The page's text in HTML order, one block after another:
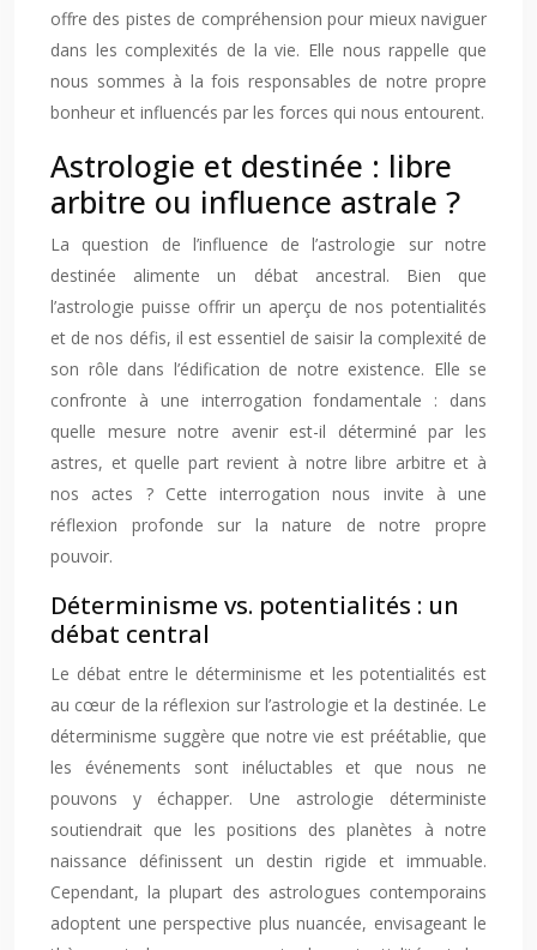
offre des pistes de compréhension pour mieux naviguer
dans les complexités de la vie. Elle nous rappelle que
nous sommes à la fois responsables de notre propre
bonheur et influencés par les forces qui nous entourent.
Astrologie et destinée : libre
arbitre ou influence astrale ?
La question de l’influence de l’astrologie sur notre
destinée alimente un débat ancestral. Bien que
l’astrologie puisse offrir un aperçu de nos potentialités
et de nos défis, il est essentiel de saisir la complexité de
son rôle dans l’édification de notre existence. Elle se
confronte à une interrogation fondamentale : dans
quelle mesure notre avenir est-il déterminé par les
astres, et quelle part revient à notre libre arbitre et à
nos actes ? Cette interrogation nous invite à une
réflexion profonde sur la nature de notre propre
pouvoir.
Déterminisme vs. potentialités : un
débat central
Le débat entre le déterminisme et les potentialités est
au cœur de la réflexion sur l’astrologie et la destinée. Le
déterminisme suggère que notre vie est préétablie, que
les événements sont inéluctables et que nous ne
pouvons y échapper. Une astrologie déterministe
soutiendrait que les positions des planètes à notre
naissance définissent un destin rigide et immuable.
Cependant, la plupart des astrologues contemporains
adoptent une perspective plus nuancée, envisageant le